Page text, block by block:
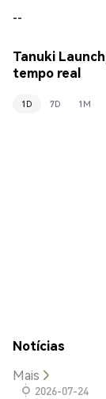
--
Tanuki
tempo real
1D 7D 1M
Notícias
Mais
2026-07-24